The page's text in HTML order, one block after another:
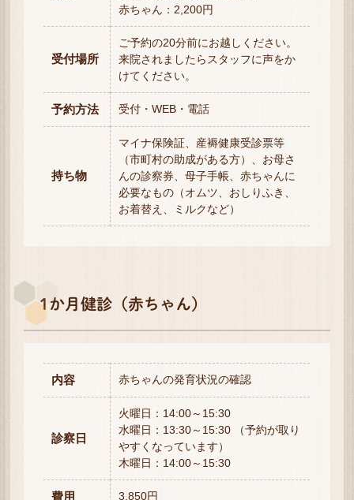
赤ちゃん：2,200円
受付場所
ご予約の20分前にお越しください。
来院されましたらスタッフに声をか
けてください。
予約方法 受付・WEB・電話
持ち物
マイナ保険証、産褥健康受診票等
（市町村の助成がある方）、お母さ
んの診察券、母子手帳、赤ちゃんに
必要なもの（オムツ、おしりふき、
お着替え、ミルクなど）
1か月健診（赤ちゃん）
内容 赤ちゃんの発育状況の確認
診察日
火曜日：14:00～15:30
水曜日：13:30～15:30 （予約が取り
やすくなっています）
木曜日：14:00～15:30
費用 3,850円